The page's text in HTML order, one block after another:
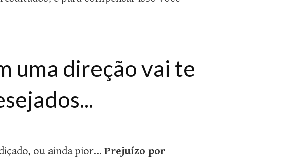
uma direção vai te
ou ainda pior... Prejuízo por